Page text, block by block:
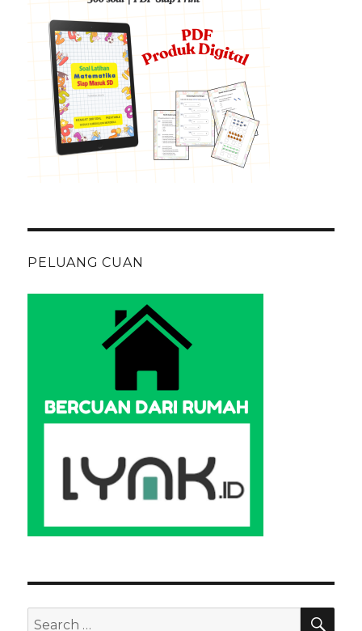
PELUANG CUAN
Search